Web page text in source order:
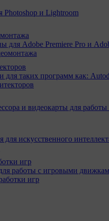
и Lightroom
для Adobe Premiere Pro и
для таких программ как:
и видеокарты для
искусственного
игр
работы с игровыми